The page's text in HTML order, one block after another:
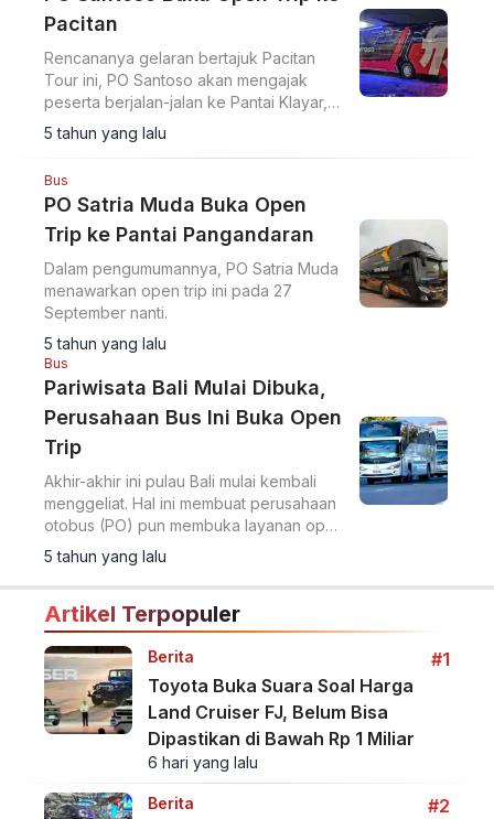
Pacitan
Rencananya gelaran bertajuk Pacitan
Tour ini, PO Santoso akan mengajak
peserta berjalan-jalan ke Pantai Klayar,
Goa Gong dan pusat oleh-oleh.
5 tahun yang lalu
Bus
PO Satria Muda Buka Open
Trip ke Pantai Pangandaran
Dalam pengumumannya, PO Satria Muda
menawarkan open trip ini pada 27
September nanti.
5 tahun yang lalu
Bus
Pariwisata Bali Mulai Dibuka,
Perusahaan Bus Ini Buka Open
Trip
Akhir-akhir ini pulau Bali mulai kembali
menggeliat. Hal ini membuat perusahaan
otobus (PO) pun membuka layanan open
trip menuju ke sana.
5 tahun yang lalu
Artikel Terpopuler
Berita
#1
Toyota Buka Suara Soal Harga
Land Cruiser FJ, Belum Bisa
Dipastikan di Bawah Rp 1 Miliar
6 hari yang lalu
Berita
#2